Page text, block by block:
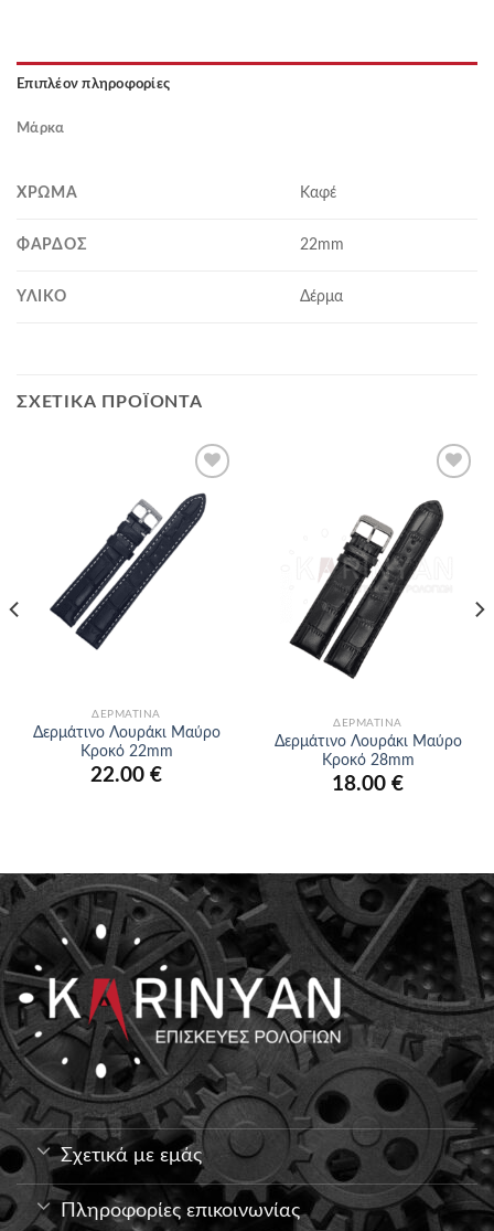
Επιπλέον πληροφορίες
Μάρκα
ΧΡΏΜΑ Καφέ
ΦΆΡΔΟΣ 22mm
ΥΛΙΚΌ Δέρμα
ΣΧΕΤΙΚΆ ΠΡΟΪΌΝΤΑ
Προσθήκη
στα
αγαπημένα
ΔΕΡΜΆΤΙΝΑ
Δερμάτινο Λουράκι Μαύρο
Κροκό 22mm
22.00 €
στα
αγαπημένα
ΔΕΡΜΆΤΙΝΑ
Δερμάτινο Λουράκι Μαύρο
Κροκό 28mm
18.00 €
Σχετικά με εμάς
Πληροφορίες επικοινωνίας